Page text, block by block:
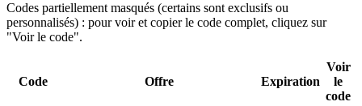
Codes partiellement masqués (certains sont exclusifs ou
personnalisés) : pour voir et copier le code complet, cliquez sur
"Voir le code".
Code Offre Expiration
Voir
le
code